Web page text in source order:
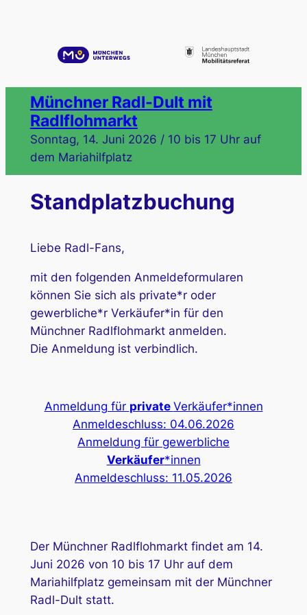
Münchner Radl-Dult mit
Radlflohmarkt
Sonntag, 14. Juni 2026 / 10 bis 17 Uhr auf
dem Mariahilfplatz
Standplatzbuchung
Liebe Radl-Fans,
mit den folgenden Anmeldeformularen
können Sie sich als private*r oder
gewerbliche*r Verkäufer*in für den
Münchner Radlflohmarkt anmelden.
Die Anmeldung ist verbindlich.
Anmeldung für private Verkäufer*innen
Anmeldeschluss: 04.06.2026
Anmeldung für gewerbliche
Verkäufer*innen
Anmeldeschluss: 11.05.2026
Der Münchner Radlflohmarkt findet am 14.
Juni 2026 von 10 bis 17 Uhr auf dem
Mariahilfplatz gemeinsam mit der Münchner
Radl-Dult statt.